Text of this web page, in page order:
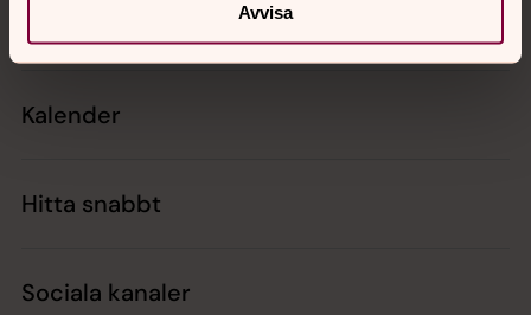
Avvisa
Kalender
Hitta snabbt
Sociala kanaler